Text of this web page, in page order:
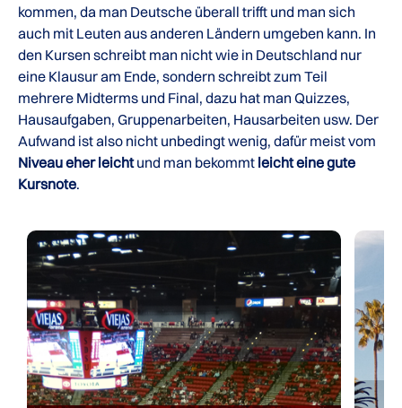
kommen, da man Deutsche überall trifft und man sich
auch mit Leuten aus anderen Ländern umgeben kann. In
den Kursen schreibt man nicht wie in Deutschland nur
eine Klausur am Ende, sondern schreibt zum Teil
mehrere Midterms und Final, dazu hat man Quizzes,
Hausaufgaben, Gruppenarbeiten, Hausarbeiten usw. Der
Aufwand ist also nicht unbedingt wenig, dafür meist vom
Niveau eher leichtund man bekommt leicht eine gute
Kursnote.